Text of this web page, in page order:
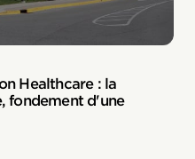
Healthcare : la
fondement d'une